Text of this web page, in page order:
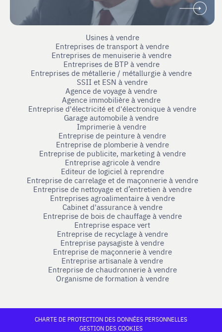
Usines à vendre
Entreprises de transport à vendre
Entreprises de menuiserie à vendre
Entreprises de BTP à vendre
Entreprises de métallerie / métallurgie à vendre
SSII et ESN à vendre
Agence de voyage à vendre
Agence immobilière à vendre
Entreprise d'électricité et d'électronique à vendre
Garage automobile à vendre
Imprimerie à vendre
Entreprise de peinture à vendre
Entreprise de plomberie à vendre
Entreprise de publicite, marketing à vendre
Entreprise agricole à vendre
Editeur de logiciel à reprendre
Entreprise de carrelage et de maçonnerie à vendre
Entreprise de nettoyage et d’entretien à vendre
Entreprises agroalimentaire à vendre
Cabinet d'assurance à vendre
Entreprise de bois de chauffage à vendre
Entreprise espace vert
Entreprise de recyclage à vendre
Entreprise paysagiste à vendre
Entreprise de maçonnerie à vendre
Entreprise artisanale à vendre
Entreprise de chaudronnerie à vendre
Organisme de formation à vendre
CHARTE DE PROTECTION DES DONNÉES PERSONNELLES
GESTION DES COOKIES